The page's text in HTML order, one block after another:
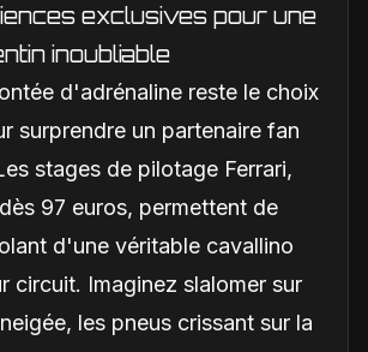
exclusives pour une
inoubliable
d'adrénaline reste le choix
surprendre un partenaire fan
stages de pilotage Ferrari,
97 euros, permettent de
d'une véritable cavallino
circuit. Imaginez slalomer sur
les pneus crissant sur la